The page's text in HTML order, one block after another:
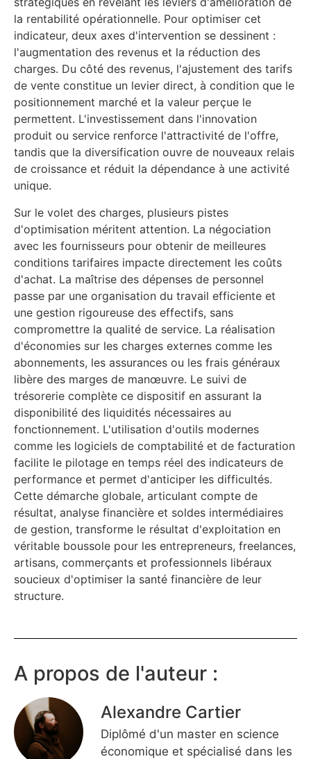
la rentabilité opérationnelle. Pour optimiser cet
indicateur, deux axes d'intervention se dessinent :
l'augmentation des revenus et la réduction des
charges. Du côté des revenus, l'ajustement des tarifs
de vente constitue un levier direct, à condition que le
positionnement marché et la valeur perçue le
permettent. L'investissement dans l'innovation
produit ou service renforce l'attractivité de l'offre,
tandis que la diversification ouvre de nouveaux relais
de croissance et réduit la dépendance à une activité
unique.
Sur le volet des charges, plusieurs pistes
d'optimisation méritent attention. La négociation
avec les fournisseurs pour obtenir de meilleures
conditions tarifaires impacte directement les coûts
d'achat. La maîtrise des dépenses de personnel
passe par une organisation du travail efficiente et
une gestion rigoureuse des effectifs, sans
compromettre la qualité de service. La réalisation
d'économies sur les charges externes comme les
abonnements, les assurances ou les frais généraux
libère des marges de manœuvre. Le suivi de
trésorerie complète ce dispositif en assurant la
disponibilité des liquidités nécessaires au
fonctionnement. L'utilisation d'outils modernes
comme les logiciels de comptabilité et de facturation
facilite le pilotage en temps réel des indicateurs de
performance et permet d'anticiper les difficultés.
Cette démarche globale, articulant compte de
résultat, analyse financière et soldes intermédiaires
de gestion, transforme le résultat d'exploitation en
véritable boussole pour les entrepreneurs, freelances,
artisans, commerçants et professionnels libéraux
soucieux d'optimiser la santé financière de leur
structure.
A propos de l'auteur :
Alexandre Cartier
Diplômé d'un master en science
économique et spécialisé dans les